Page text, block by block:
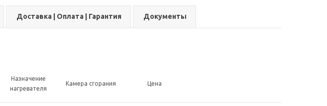
Доставка | Оплата | Гарантия Документы
Назначение
нагревателя
Камера сгорания Цена